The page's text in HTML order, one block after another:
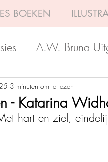
BOEKEN
A.W. Bruna
Uitgeverij
Godijn Publishing
- Katarina
3 minuten om te lezen
hart en ziel,